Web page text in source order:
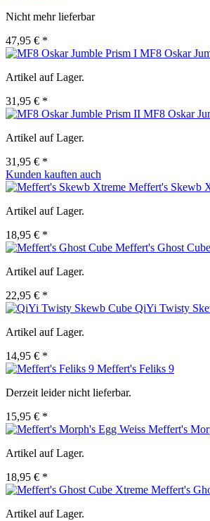
Nicht mehr lieferbar
47,95 € *
MF8 Oskar
Artikel auf Lager.
31,95 € *
MF8 Oskar
Artikel auf Lager.
31,95 € *
Kunden kauften auch
Meffert's Skewb
Artikel auf Lager.
18,95 € *
Meffert's Ghost Cube
Artikel auf Lager.
22,95 € *
QiYi Twisty
Artikel auf Lager.
14,95 € *
Meffert's Feliks 9
Derzeit leider nicht lieferbar.
15,95 € *
Meffert's
Artikel auf Lager.
18,95 € *
Meffert's
Artikel auf Lager.